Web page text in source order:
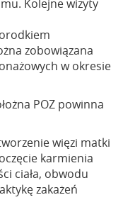
Kolejne wizyty
zobowiązana
w okresie
POZ powinna
więzi matki
karmienia
ciała, obwodu
zakażeń